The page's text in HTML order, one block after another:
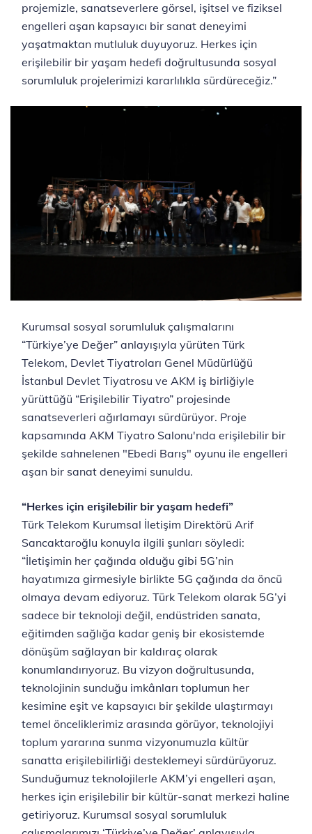
projemizle, sanatseverlere görsel, işitsel ve fiziksel
engelleri aşan kapsayıcı bir sanat deneyimi
yaşatmaktan mutluluk duyuyoruz. Herkes için
erişilebilir bir yaşam hedefi doğrultusunda sosyal
sorumluluk projelerimizi kararlılıkla sürdüreceğiz.”
Kurumsal sosyal sorumluluk çalışmalarını
“Türkiye’ye Değer” anlayışıyla yürüten Türk
Telekom, Devlet Tiyatroları Genel Müdürlüğü
İstanbul Devlet Tiyatrosu ve AKM iş birliğiyle
yürüttüğü “Erişilebilir Tiyatro” projesinde
sanatseverleri ağırlamayı sürdürüyor. Proje
kapsamında AKM Tiyatro Salonu'nda erişilebilir bir
şekilde sahnelenen "Ebedi Barış" oyunu ile engelleri
aşan bir sanat deneyimi sunuldu.
“Herkes için erişilebilir bir yaşam hedefi”
Türk Telekom Kurumsal İletişim Direktörü Arif
Sancaktaroğlu konuyla ilgili şunları söyledi:
“İletişimin her çağında olduğu gibi 5G’nin
hayatımıza girmesiyle birlikte 5G çağında da öncü
olmaya devam ediyoruz. Türk Telekom olarak 5G’yi
sadece bir teknoloji değil, endüstriden sanata,
eğitimden sağlığa kadar geniş bir ekosistemde
dönüşüm sağlayan bir kaldıraç olarak
konumlandırıyoruz. Bu vizyon doğrultusunda,
teknolojinin sunduğu imkânları toplumun her
kesimine eşit ve kapsayıcı bir şekilde ulaştırmayı
temel önceliklerimiz arasında görüyor, teknolojiyi
toplum yararına sunma vizyonumuzla kültür
sanatta erişilebilirliği ‎desteklemeyi sürdürüyoruz.
Sunduğumuz teknolojilerle AKM’yi engelleri aşan,
herkes için erişilebilir bir kültür-sanat ‎merkezi haline
getiriyoruz. Kurumsal sosyal sorumluluk